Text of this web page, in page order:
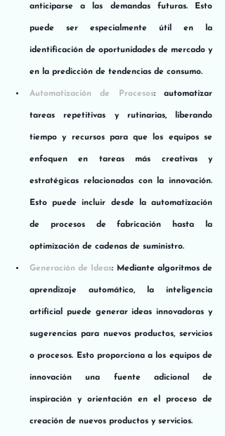
anticiparse a las demandas futuras. Esto
puede ser especialmente útil en la
identificación de oportunidades de mercado y
en la predicción de tendencias de consumo.
Automatización de Procesos: automatizar
tareas repetitivas y rutinarias, liberando
tiempo y recursos para que los equipos se
enfoquen en tareas más creativas y
estratégicas relacionadas con la innovación.
Esto puede incluir desde la automatización
de procesos de fabricación hasta la
optimización de cadenas de suministro.
Generación de Ideas: Mediante algoritmos de
aprendizaje automático, la inteligencia
artificial puede generar ideas innovadoras y
sugerencias para nuevos productos, servicios
o procesos. Esto proporciona a los equipos de
innovación una fuente adicional de
inspiración y orientación en el proceso de
creación de nuevos productos y servicios.